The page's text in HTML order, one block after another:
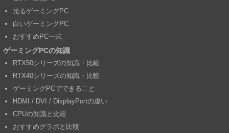
光るゲーミングPC
白いゲーミングPC
おすすめPC一式
ゲーミングPCの知識
RTX50シリーズの知識・比較
RTX40シリーズの知識・比較
ゲーミングPCでできること
HDMI / DVI / DisplayPortの違い
CPUの知識と比較
おすすめグラボと比較